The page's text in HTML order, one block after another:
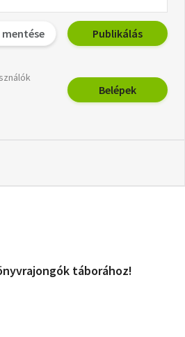
Publikálás
Belépek
táborához!